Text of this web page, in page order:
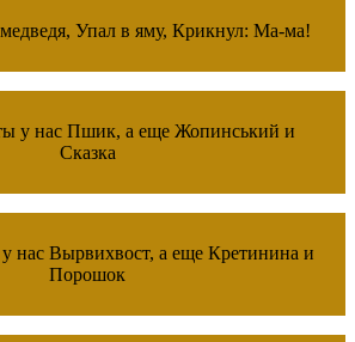
Упал в яму, Крикнул: Ма-ма!
у нас Пшик, а еще Жопинський и
Сказка
нас Вырвихвост, а еще Кретинина и
Порошок